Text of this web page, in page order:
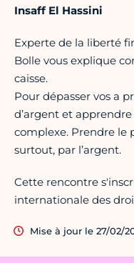
Insaff El Hassini
Experte de la liberté
Bolle vous explique
caisse.
Pour dépasser vos a
d’argent et apprendre
complexe. Prendre le
surtout, par l’argent.
Cette rencontre
internationale des
Mise à jour le 27/02/